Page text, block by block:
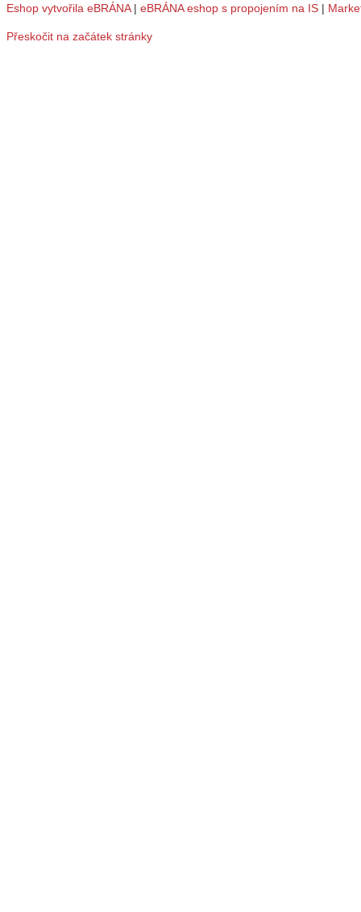
Eshop vytvořila eBRÁNA| eBRÁNA eshop s propojením na IS |
Přeskočit na začátek stránky